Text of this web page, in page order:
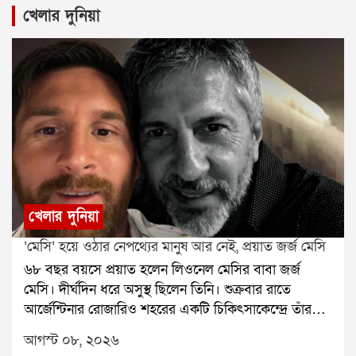
খেলার দুনিয়া
খেলার দুনিয়া
‘মেসি’ হয়ে ওঠার নেপথ্যের মানুষ আর নেই, প্রয়াত জর্জ মেসি
৬৮ বছর বয়সে প্রয়াত হলেন লিওনেল মেসির বাবা জর্জ
মেসি। দীর্ঘদিন ধরে অসুস্থ ছিলেন তিনি। শুক্রবার রাতে
আর্জেন্টিনার রোজারিও শহরের একটি চিকিৎসাকেন্দ্রে তাঁর
মৃত্যু হয়েছে বলে মেসির পরিবারের তরফে নিশ্চিত করা
হয়েছে। তাঁর মৃত্যুতে শোকের ছায়া নেমে এসেছে ফুটবল
আগস্ট ০৮, ২০২৬